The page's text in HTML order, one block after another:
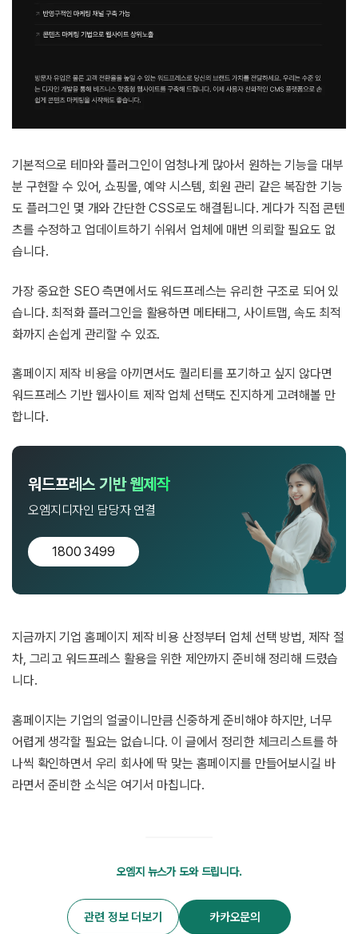
기본적으로 테마와 플러그인이 엄청나게 많아서 원하는 기능을 대부
분 구현할 수 있어, 쇼핑몰, 예약 시스템, 회원 관리 같은 복잡한 기능
도 플러그인 몇 개와 간단한 CSS로도 해결됩니다. 게다가 직접 콘텐
츠를 수정하고 업데이트하기 쉬워서 업체에 매번 의뢰할 필요도 없
습니다.
가장 중요한 SEO 측면에서도 워드프레스는 유리한 구조로 되어 있
습니다. 최적화 플러그인을 활용하면 메타태그, 사이트맵, 속도 최적
화까지 손쉽게 관리할 수 있죠.
홈페이지 제작 비용을 아끼면서도 퀄리티를 포기하고 싶지 않다면
워드프레스 기반 웹사이트 제작 업체 선택도 진지하게 고려해볼 만
합니다.
워드프레스 기반 웹제작
오엠지디자인 담당자 연결
1800 3499
지금까지 기업 홈페이지 제작 비용 산정부터 업체 선택 방법, 제작 절
차, 그리고 워드프레스 활용을 위한 제안까지 준비해 정리해 드렸습
니다.
홈페이지는 기업의 얼굴이니만큼 신중하게 준비해야 하지만, 너무
어렵게 생각할 필요는 없습니다. 이 글에서 정리한 체크리스트를 하
나씩 확인하면서 우리 회사에 딱 맞는 홈페이지를 만들어보시길 바
라면서 준비한 소식은 여기서 마칩니다.
오엠지 뉴스가 도와 드립니다.
관련 정보 더보기 카카오문의